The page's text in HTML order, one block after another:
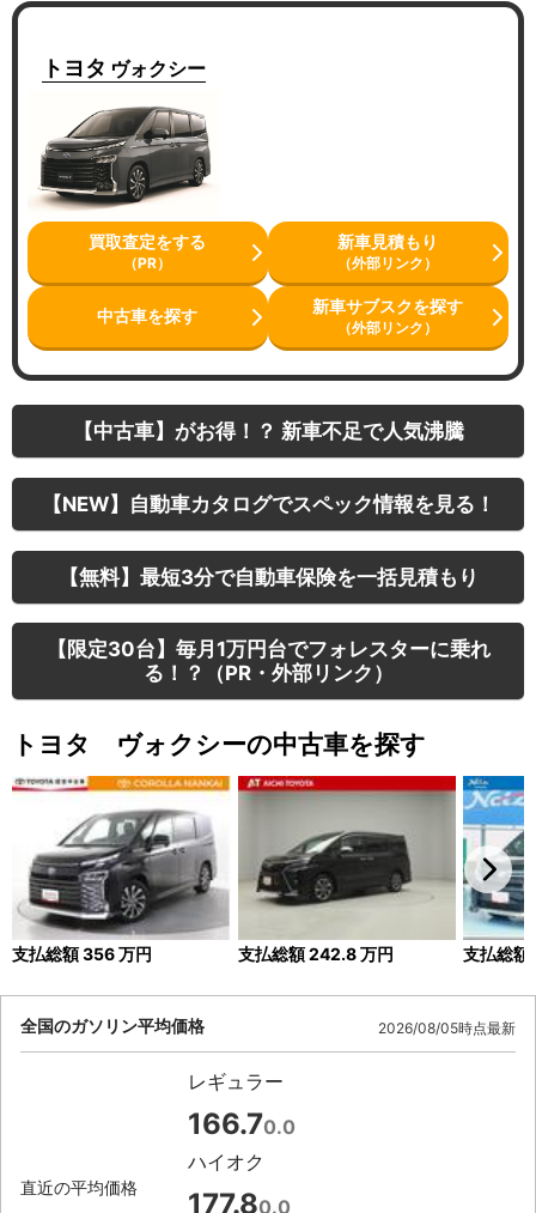
トヨタ ヴォクシー
買取査定をする
（PR）
新車見積もり
（外部リンク）
中古車を探す 新車サブスクを探す
（外部リンク）
【中古車】がお得！？ 新車不足で人気沸騰
【NEW】自動車カタログでスペック情報を見る！
【無料】最短3分で自動車保険を一括見積もり
【限定30台】毎月1万円台でフォレスターに乗れ
る！？（PR・外部リンク）
トヨタ ヴォクシーの中古車を探す
支払総額356万円 支払総額242.8万円 支払総額
全国のガソリン平均価格 2026/08/05時点最新
直近の平均価格
レギュラー
166.70.0
ハイオク
177.80.0